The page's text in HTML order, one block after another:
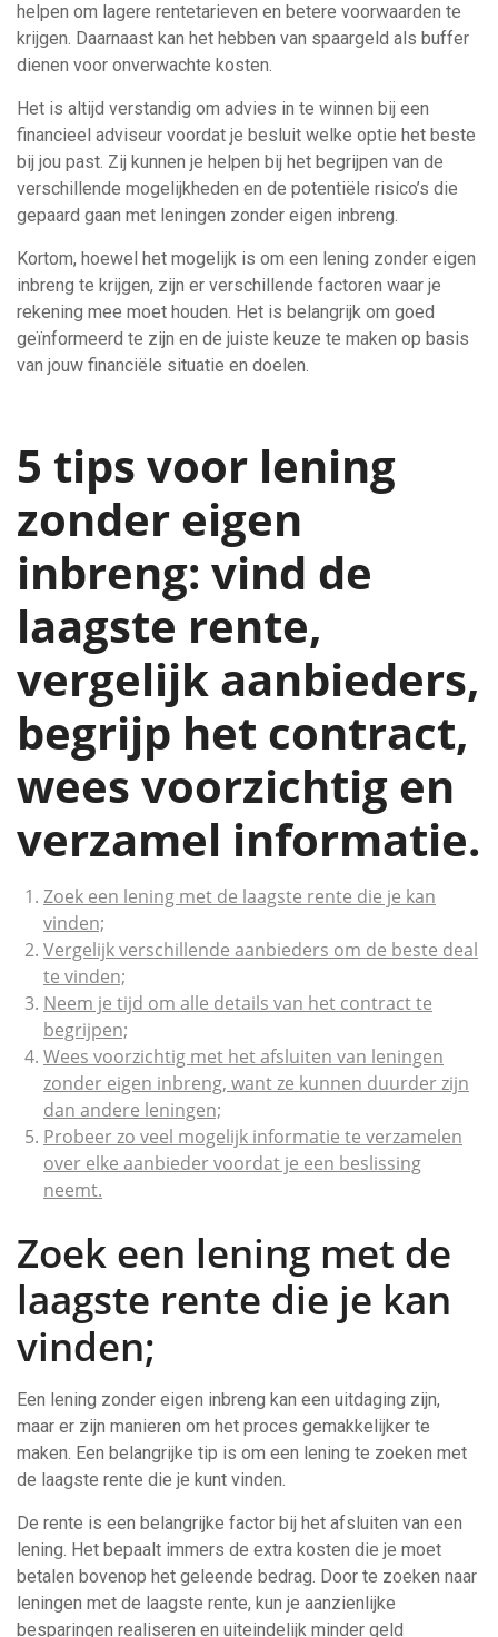
helpen om lagere rentetarieven en betere voorwaarden te
krijgen. Daarnaast kan het hebben van spaargeld als buffer
dienen voor onverwachte kosten.
Het is altijd verstandig om advies in te winnen bij een
financieel adviseur voordat je besluit welke optie het beste
bij jou past. Zij kunnen je helpen bij het begrijpen van de
verschillende mogelijkheden en de potentiële risico’s die
gepaard gaan met leningen zonder eigen inbreng.
Kortom, hoewel het mogelijk is om een lening zonder eigen
inbreng te krijgen, zijn er verschillende factoren waar je
rekening mee moet houden. Het is belangrijk om goed
geïnformeerd te zijn en de juiste keuze te maken op basis
van jouw financiële situatie en doelen.
5 tips voor lening
zonder eigen
inbreng: vind de
laagste rente,
vergelijk aanbieders,
begrijp het contract,
wees voorzichtig en
verzamel informatie.
Zoek een lening met de laagste rente die je kan
vinden;
Vergelijk verschillende aanbieders om de beste deal
te vinden;
Neem je tijd om alle details van het contract te
begrijpen;
Wees voorzichtig met het afsluiten van leningen
zonder eigen inbreng, want ze kunnen duurder zijn
dan andere leningen;
Probeer zo veel mogelijk informatie te verzamelen
over elke aanbieder voordat je een beslissing
neemt.
Zoek een lening met de
laagste rente die je kan
vinden;
Een lening zonder eigen inbreng kan een uitdaging zijn,
maar er zijn manieren om het proces gemakkelijker te
maken. Een belangrijke tip is om een lening te zoeken met
de laagste rente die je kunt vinden.
De rente is een belangrijke factor bij het afsluiten van een
lening. Het bepaalt immers de extra kosten die je moet
betalen bovenop het geleende bedrag. Door te zoeken naar
leningen met de laagste rente, kun je aanzienlijke
besparingen realiseren en uiteindelijk minder geld